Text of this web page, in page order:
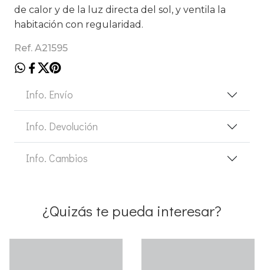
de calor y de la luz directa del sol, y ventila la
habitación con regularidad.
Ref. A21595
Info. Envío
Info. Devolución
Info. Cambios
¿Quizás te pueda interesar?